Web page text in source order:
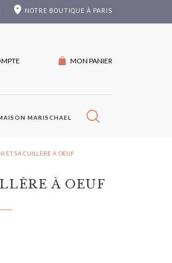
NOTRE BOUTIQUE À PARIS
MON PANIER
MARISCHAEL
ET SA CUILLÈRE À OEUF
À OEUF